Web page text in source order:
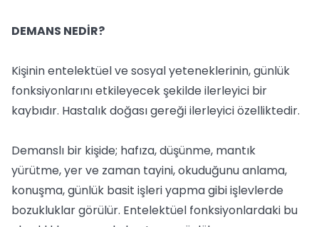
DEMANS NEDİR?
Kişinin entelektüel ve sosyal yeteneklerinin, günlük
fonksiyonlarını etkileyecek şekilde ilerleyici bir
kaybıdır. Hastalık doğası gereği ilerleyici özelliktedir.
Demanslı bir kişide; hafıza, düşünme, mantık
yürütme, yer ve zaman tayini, okuduğunu anlama,
konuşma, günlük basit işleri yapma gibi işlevlerde
bozukluklar görülür. Entelektüel fonksiyonlardaki bu